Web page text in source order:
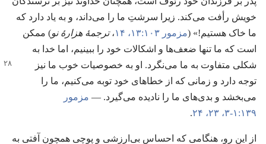
خویش رأفت می‌کند.‏ زیرا سرشتِ ما را می‌داند،‏ و به یاد دارد که
ما خاک هستیم!‏» (‏مزمور ۱۰۳:‏۱۳،‏ ۱۴ ‏،‏ترجمهٔ هزارهٔ نو‏)‏ ممکن
است که ما تنها ضعف‌ها و اشکالات خود را ببینیم،‏ اما خدا به
شکلی متفاوت به ما می‌نگرد.‏ او به خصوصیات خوب ما نیز
توجه دارد و زمانی که از خطاهای خود توبه می‌کنیم،‏ ما را
می‌بخشد و بدی‌های ما را نادیده می‌گیرد.‏ —‏ مزمور
۱۳۹:‏۱-‏۳،‏
‏.‏
از این رو،‏ هنگامی که احساس بی‌ارزشی و پوچی همچون آفتی به